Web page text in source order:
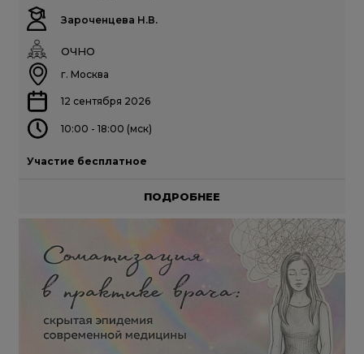
Зароченцева Н.В.
ОЧНО
г. Москва
12 сентября 2026
10:00 - 18:00 (мск)
Участие бесплатное
ПОДРОБНЕЕ